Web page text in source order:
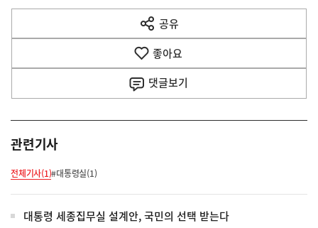
다
음
공유
열
기
좋아요
댓글보기
관련기사
전체기사(1)#대통령실(1)
대통령 세종집무실 설계안, 국민의 선택 받는다